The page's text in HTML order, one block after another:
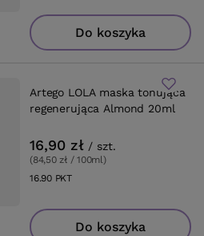
Do koszyka
Artego LOLA maska tonująca
regenerująca Almond 20ml
16,90 zł / szt.
(84,50 zł / 100ml)
16.90PKTpunktów
Do koszyka